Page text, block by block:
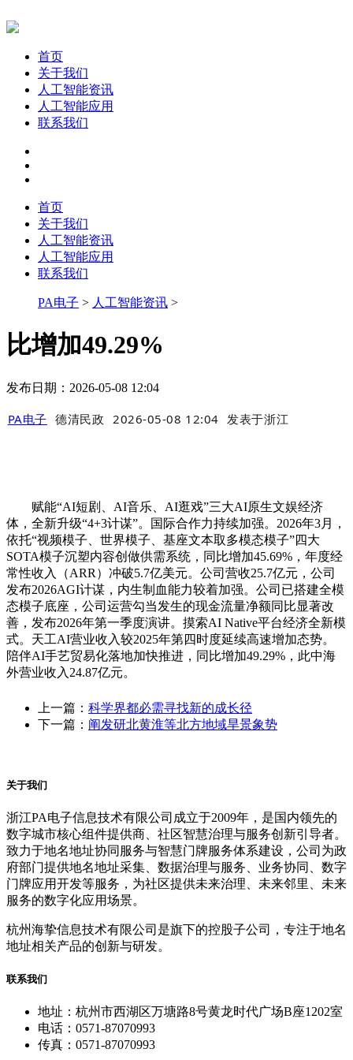
首页
关于我们
人工智能资讯
人工智能应用
联系我们
首页
关于我们
人工智能资讯
人工智能应用
联系我们
PA电子 > 人工智能资讯 >
比增加49.29%
发布日期：2026-05-08 12:04
PA电子 德清民政 2026-05-08 12:04 发表于浙江
赋能“AI短剧、AI音乐、AI逛戏”三大AI原生文娱经济
体，全新升级“4+3计谋”。国际合作力持续加强。2026年3月，
依托“视频模子、世界模子、基座文本取多模态模子”四大
SOTA模子沉塑内容创做供需系统，同比增加45.69%，年度经
常性收入（ARR）冲破5.7亿美元。公司营收25.7亿元，公司
发布2026AGI计谋，内生制血能力较着加强。公司已搭建全模
态模子底座，公司运营勾当发生的现金流量净额同比显著改
善，发布2026年第一季度演讲。摸索AI Native平台经济全新模
式。天工AI营业收入较2025年第四时度延续高速增加态势。
陪伴AI手艺贸易化落地加快推进，同比增加49.29%，此中海
外营业收入24.87亿元。
上一篇： 科学界都必需寻找新的成长径
下一篇： 阐发研北黄淮等北方地域旱景象势
关于我们
浙江PA电子信息技术有限公司成立于2009年，是国内领先的
数字城市核心组件提供商、社区智慧治理与服务创新引导者。
致力于地名地址协同服务与智慧门牌服务体系建设，公司为政
府部门提供地名地址采集、数据治理与服务、业务协同、数字
门牌应用开发等服务，为社区提供未来治理、未来邻里、未来
服务的数字化应用场景。
杭州海挚信息技术有限公司是旗下的控股子公司，专注于地名
地址相关产品的创新与研发。
联系我们
地址：杭州市西湖区万塘路8号黄龙时代广场B座1202室
电话：0571-87070993
传真：0571-87070993